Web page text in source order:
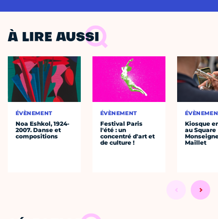
À LIRE AUSSI
ÉVÈNEMENT
Noa Eshkol, 1924-
2007. Danse et
compositions
ÉVÈNEMENT
Festival Paris
l'été : un
concentré d'art et
de culture !
Kiosque
au Square
Maillet